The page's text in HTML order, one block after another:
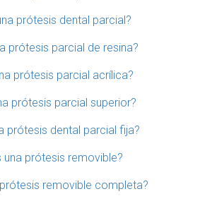
prótesis dental parcial?
prótesis parcial de resina?
prótesis parcial acrílica?
prótesis parcial superior?
prótesis dental parcial fija?
una prótesis removible?
removible completa?